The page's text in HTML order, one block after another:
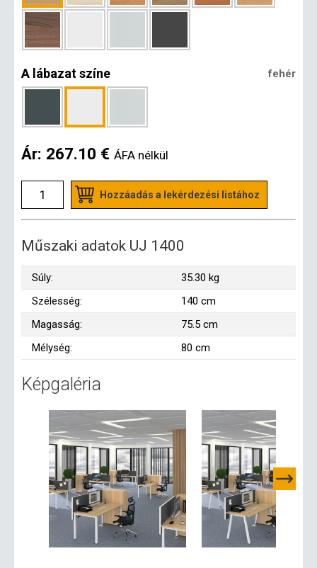
A lábazat színe fehér
Ár: 267.10 € ÁFA nélkül
Hozzáadás a lekérdezési listához
Műszaki adatok UJ 1400
Súly:
35.30 kg
Szélesség:
140 cm
Magasság:
75.5 cm
Mélység:
80 cm
Képgaléria